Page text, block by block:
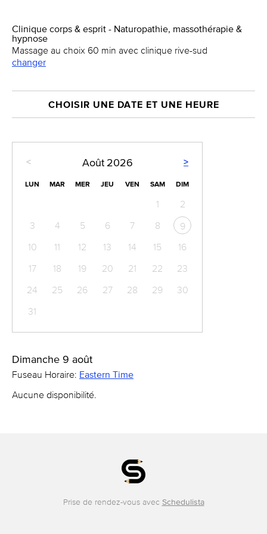
Clinique corps & esprit - Naturopathie, massothérapie &
hypnose
Massage au choix 60 min avec clinique rive-sud
changer
CHOISIR UNE DATE ET UNE HEURE
< >
Août 2026
LUN MAR MER JEU VEN SAM DIM
1
2
3
4 5 6 7 8
9
10
11 12 13 14 15
16
17
18 19 20 21 22
23
24
25 26 27 28 29
30
31
Dimanche 9 août
Fuseau Horaire: Eastern Time
Aucune disponibilité.
Prise de rendez-vous avec Schedulista